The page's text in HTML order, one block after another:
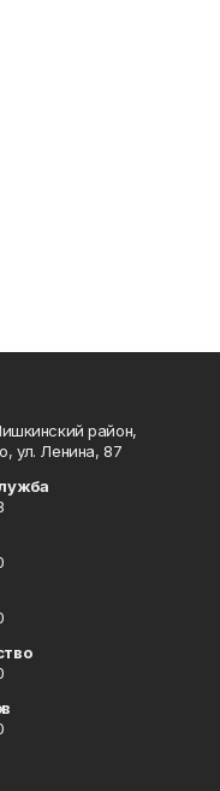
район,
ул. Ленина, 87